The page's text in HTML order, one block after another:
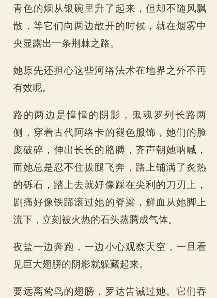
青色的烟从银碗里升了起来，但却不随风飘
散，等它们向两边散开的时候，就在烟雾中
央显露出一条荆棘之路。
她原先还担心这些河络法术在地界之外不再
有效呢。
路的两边是憧憧的阴影，鬼魂罗列长路两
侧，穿着古代阿络卡的褪色服饰，她们的脸
庞破碎，伸出长长的胳膊，齐声朝她呐喊，
而她总是忍不住拔腿飞奔，路上铺满了炙热
的砾石，踏上去就好像踩在尖利的刀刃上，
剧痛好像铁蹄滚过她的脊梁，鲜血从她脚上
流下，立刻被火热的石头蒸腾成气体。
夜盐一边奔跑，一边小心观察天空，一旦看
见巨大翅膀的阴影就躲藏起来。
要远离鸷鸟的翅膀，罗达告诫过她。它们吞